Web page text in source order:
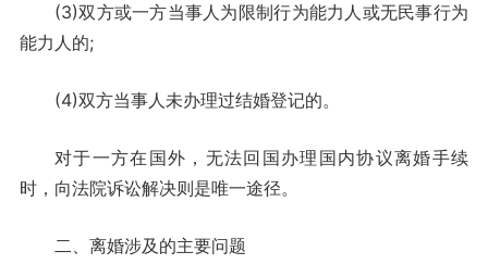
(3)双方或一方当事人为限制行为能力人或无民事行为
能力人的;
(4)双方当事人未办理过结婚登记的。
对于一方在国外，无法回国办理国内协议离婚手续
时，向法院诉讼解决则是唯一途径。
二、离婚涉及的主要问题